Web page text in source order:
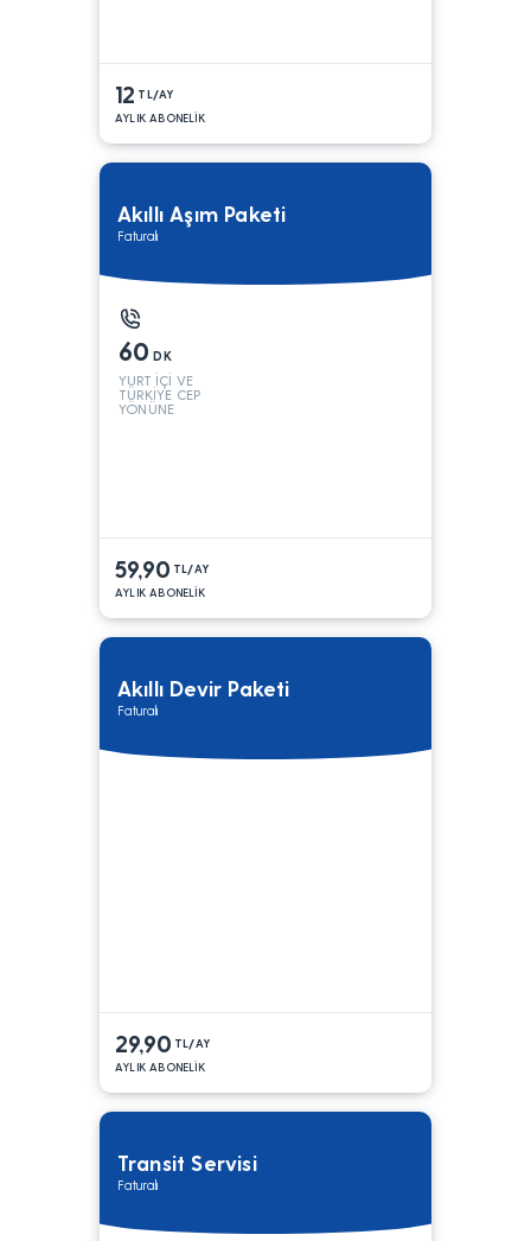
12 TL/AY
AYLIK ABONELİK
Akıllı Aşım Paketi
Faturalı
60 DK
YURT İÇİ VE
TÜRKİYE CEP
YÖNÜNE
59,90 TL/AY
AYLIK ABONELİK
Akıllı Devir Paketi
Faturalı
29,90 TL/AY
AYLIK ABONELİK
Transit Servisi
Faturalı